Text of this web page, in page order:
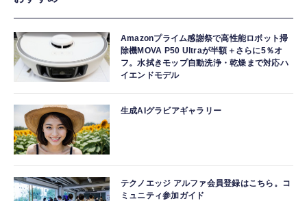
Amazonプライム感謝祭で高性能ロボット掃
除機MOVA P50 Ultraが半額＋さらに5％オ
フ。水拭きモップ自動洗浄・乾燥まで対応ハ
イエンドモデル
生成AIグラビアギャラリー
テクノエッジ アルファ会員登録はこちら。コ
ミュニティ参加ガイド